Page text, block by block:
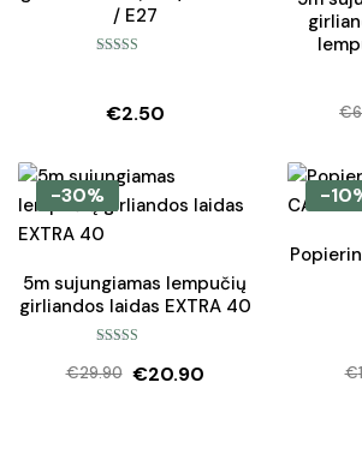
/ E27
€2.50 €
-30%
5m sujungiamas lempučių
girliandos laidas EXTRA 40
5.00iš 5
€29.90
Original
€20.90
Current
-
€